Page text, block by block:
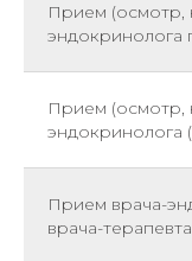
Прием (осмотр,
эндокринолога
Прием (осмотр,
эндокринолога
Прием врача-
врача-терапевта